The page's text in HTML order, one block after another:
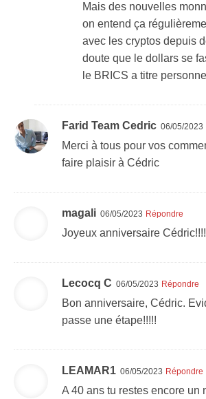
Mais des nouvelles
on entend ça
avec les cryptos depuis
doute que le dollars se
le BRICS a titre personnel
Farid Team Cedric 06/05/2023
Merci à tous pour vos
faire plaisir à Cédric
magali 06/05/2023 Répondre
Joyeux anniversaire Cédric!!!!
Lecocq C 06/05/2023 Répondre
Bon anniversaire, Cédric.
passe une étape!!!!!
LEAMAR1 06/05/2023 Répondre
A 40 ans tu restes encore un